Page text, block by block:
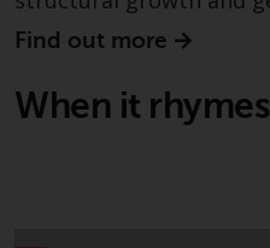
dieser Website
wurden nicht von
zugelassen und
Find out more
When it